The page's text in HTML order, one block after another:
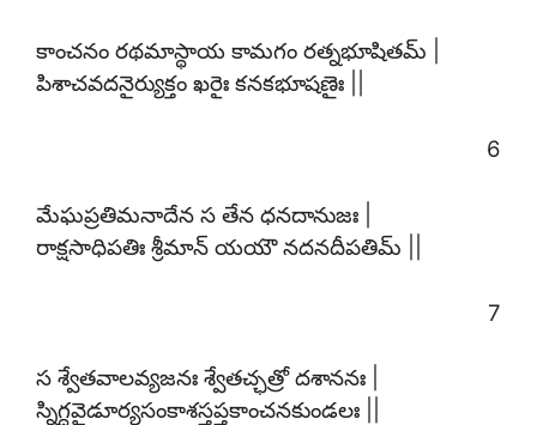
కాంచనం రథమాస్థాయ కామగం రత్నభూషితమ్ |
పిశాచవదనైర్యుక్తం ఖరైః కనకభూషణైః ||
6
మేఘప్రతిమనాదేన స తేన ధనదానుజః |
రాక్షసాధిపతిః శ్రీమాన్ యయౌ నదనదీపతిమ్ ||
7
స శ్వేతవాలవ్యజనః శ్వేతచ్ఛత్రో దశాననః |
స్నిగ్ధవైడూర్యసంకాశస్తప్తకాంచనకుండలః ||